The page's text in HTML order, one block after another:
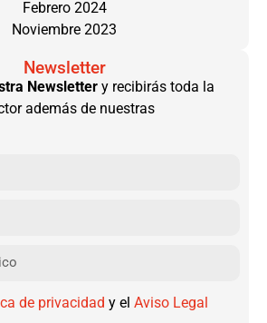
Febrero 2024
Noviembre 2023
Newsletter
Newsletter y recibirás toda la
además de nuestras
de privacidad y el Aviso Legal